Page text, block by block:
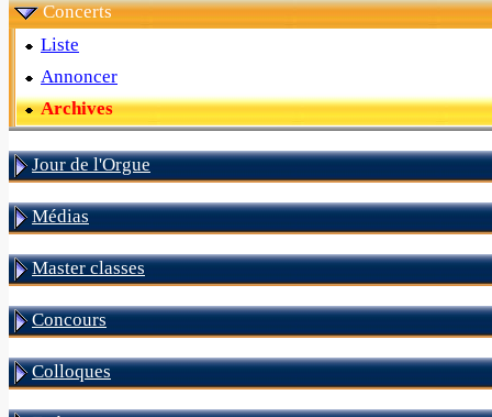
Concerts
Liste
Annoncer
Archives
Jour de l'Orgue
Médias
Master classes
Concours
Colloques